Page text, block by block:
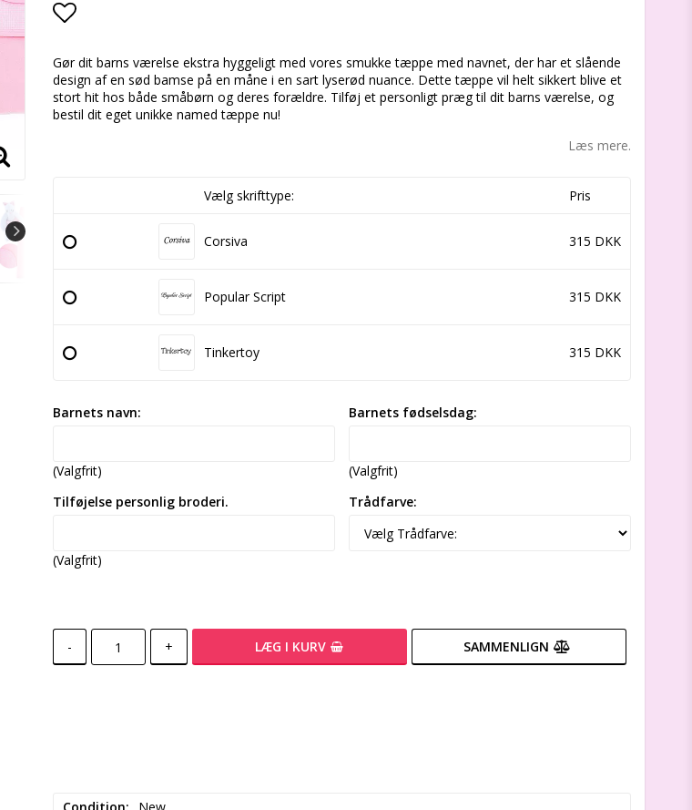
Add to list of favorites
Gør dit barns værelse ekstra hyggeligt med vores smukke tæppe med navnet, der har et slående
design af en sød bamse på en måne i en sart lyserød nuance. Dette tæppe vil helt sikkert blive et
stort hit hos både småbørn og deres forældre. Tilføj et personligt præg til dit barns værelse, og
bestil dit eget unikke named tæppe nu!
Læs mere.
Vælg skrifttype: Pris
Corsiva 315 DKK
Popular Script 315 DKK
Tinkertoy 315 DKK
Barnets navn:
(Valgfrit)
Barnets fødselsdag:
(Valgfrit)
Tilføjelse personlig broderi.
(Valgfrit)
Trådfarve:
- + LÆG I KURV SAMMENLIGN